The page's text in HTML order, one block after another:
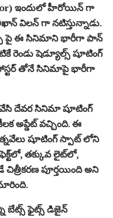
ఇందులో హీరోయిన్ గా
విలన్ గా నటిస్తున్నాడు.
పై ఈ సినిమాని భారీగా పాన్
రెండు షెడ్యూల్స్ షూటింగ్
తోనే సినిమాపై భారీగా
దేవర సినిమా షూటింగ్
అప్డేట్ వచ్చింది. ఈ
షూటింగ్ స్పాట్ లోని
తక్కువ లైట్‌లో,
పూర్తయింది అని
బేట్స్‌ ఫైట్స్ డిజైన్